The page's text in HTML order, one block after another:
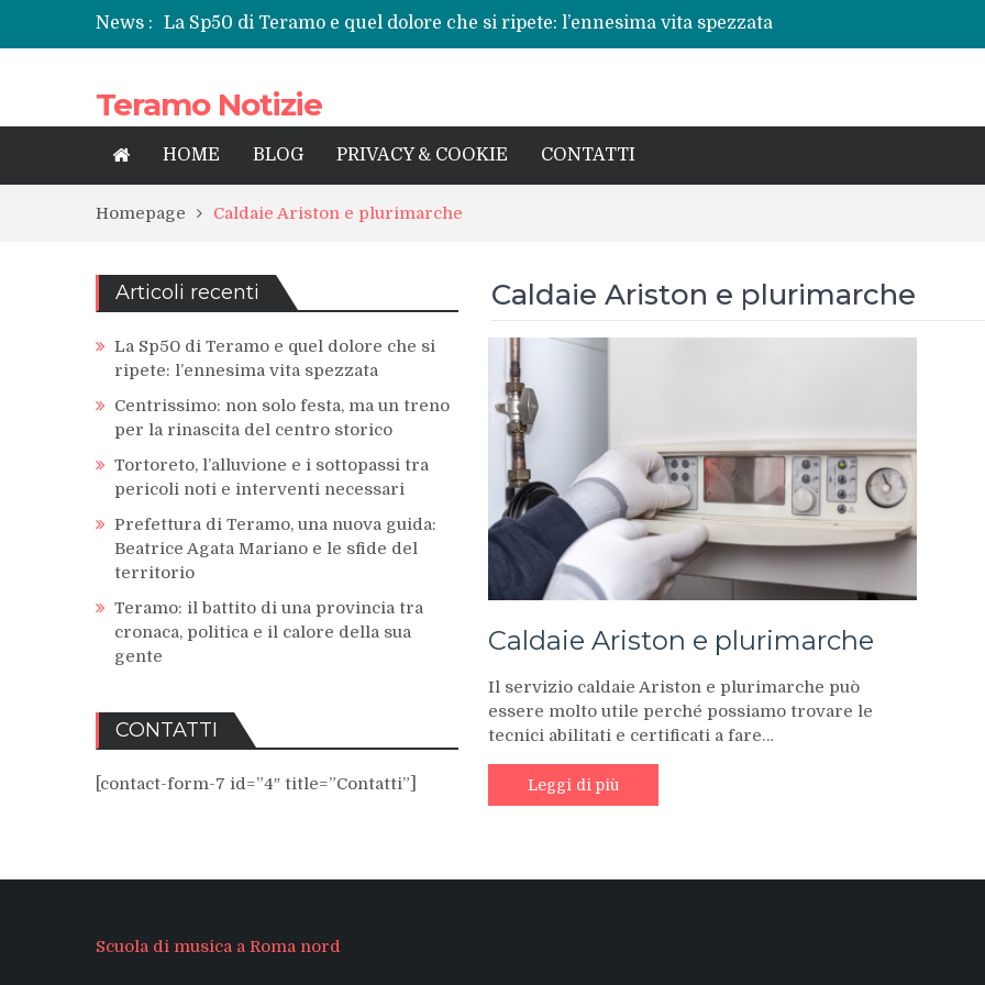
News :
La Sp50 di Teramo e quel dolore che si ripete: l’ennesima vita spezzata
Centrissimo: non solo festa, ma un treno per la rinascita del centro storico
Prefettura di Teramo, una nuova guida: Beatrice Agata Mariano e le sfide del
territorio
Teramo: il battito di una provincia tra cronaca, politica e il calore della sua gente
Teramo Notizie
HOME BLOG PRIVACY & COOKIE CONTATTI
Homepage Caldaie Ariston e plurimarche
Caldaie Ariston e plurimarche
Caldaie Ariston e plurimarche
Il servizio caldaie Ariston e plurimarche può
essere molto utile perché possiamo trovare le
tecnici abilitati e certificati a fare…
Leggi di più
Articoli recenti
La Sp50 di Teramo e quel dolore che si
ripete: l’ennesima vita spezzata
Centrissimo: non solo festa, ma un treno
per la rinascita del centro storico
Tortoreto, l’alluvione e i sottopassi tra
pericoli noti e interventi necessari
Prefettura di Teramo, una nuova guida:
Beatrice Agata Mariano e le sfide del
territorio
Teramo: il battito di una provincia tra
cronaca, politica e il calore della sua
gente
CONTATTI
[contact-form-7 id=”4″ title=”Contatti”]
Scuola di musica a Roma nord